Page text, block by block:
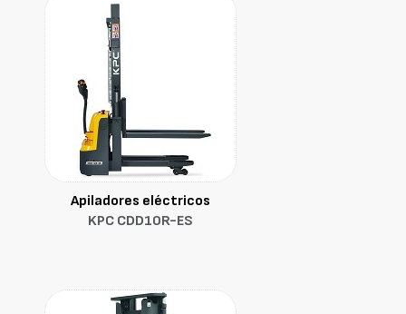
Apiladores eléctricos
KPC CDD10R-ES